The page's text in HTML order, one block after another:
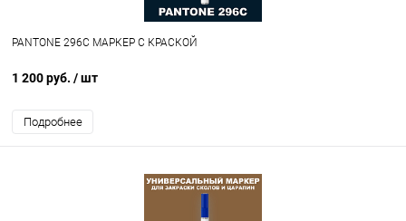
PANTONE 296C МАРКЕР С КРАСКОЙ
1 200 руб. / шт
Подробнее